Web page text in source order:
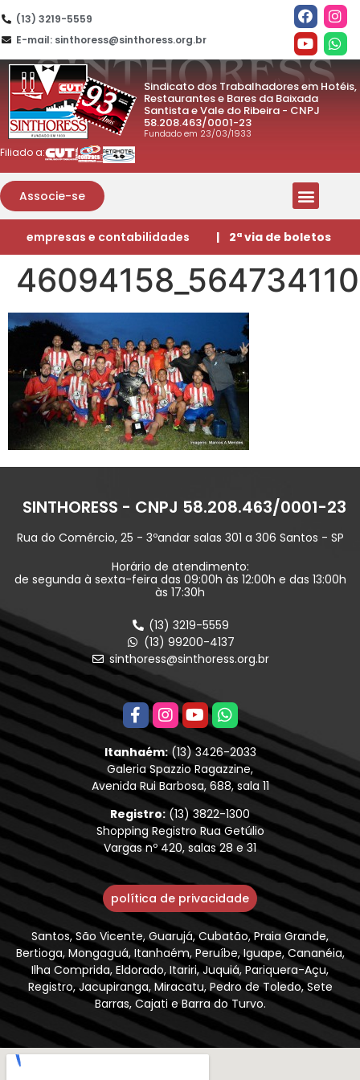
(13) 3219-5559
E-mail: sinthoress@sinthoress.org.br
Sindicato dos Trabalhadores em Hotéis,
Restaurantes e Bares da Baixada
Santista e Vale do Ribeira - CNPJ
58.208.463/0001-23
Fundado em 23/03/1933
Filiado a:
Associe-se
empresas e contabilidades | 2ª via de boletos
SINTHORESS - CNPJ 58.208.463/0001-23
Rua do Comércio, 25 - 3ºandar salas 301 a 306 Santos - SP
Horário de atendimento:
de segunda à sexta-feira das 09:00h às 12:00h e das 13:00h
às 17:30h
(13) 3219-5559
(13) 99200-4137
sinthoress@sinthoress.org.br
Itanhaém:(13) 3426-2033
Galeria Spazzio Ragazzine,
Avenida Rui Barbosa, 688, sala 11
Registro:(13) 3822-1300
Shopping Registro Rua Getúlio
Vargas nº 420, salas 28 e 31
política de privacidade
Santos, São Vicente, Guarujá, Cubatão, Praia Grande,
Bertioga, Mongaguá, Itanhaém, Peruíbe, Iguape, Cananéia,
Ilha Comprida, Eldorado, Itariri, Juquiá, Pariquera-Açu,
Registro, Jacupiranga, Miracatu, Pedro de Toledo, Sete
Barras, Cajati e Barra do Turvo.